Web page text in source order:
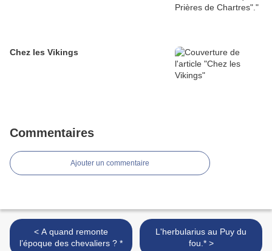
Chez les Vikings
Commentaires
Ajouter un commentaire
< A quand remonte
l’époque des chevaliers ? *
L'herbularius au Puy du
fou.* >